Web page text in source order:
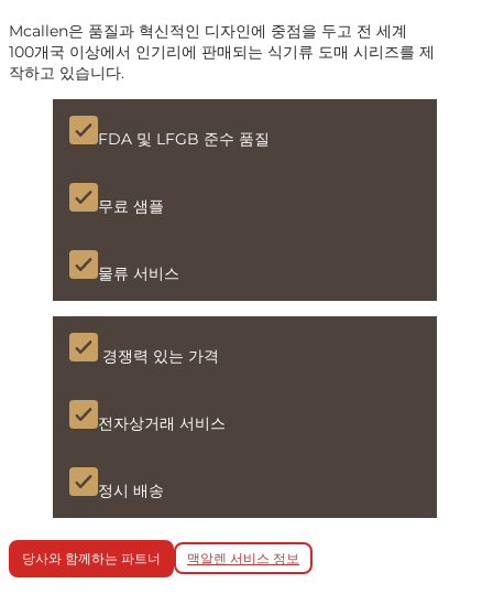
Mcallen은 품질과 혁신적인 디자인에 중점을 두고 전 세계
100개국 이상에서 인기리에 판매되는 식기류 도매 시리즈를 제
작하고 있습니다.
FDA 및 LFGB 준수 품질
무료 샘플
물류 서비스
경쟁력 있는 가격
전자상거래 서비스
정시 배송
당사와 함께하는 파트너 맥알렌 서비스 정보